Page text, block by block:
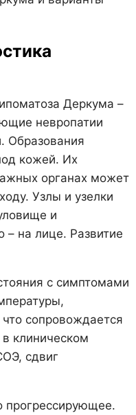
Деркума –
невропатии
Образования
кожей. Их
органах может
Узлы и узелки
и
– на лице. Развитие
с симптомами
сопровождается
клиническом
сдвиг
прогрессирующее.